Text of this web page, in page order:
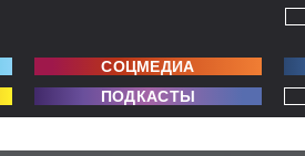
СОЦМЕДИА
ПОДКАСТЫ